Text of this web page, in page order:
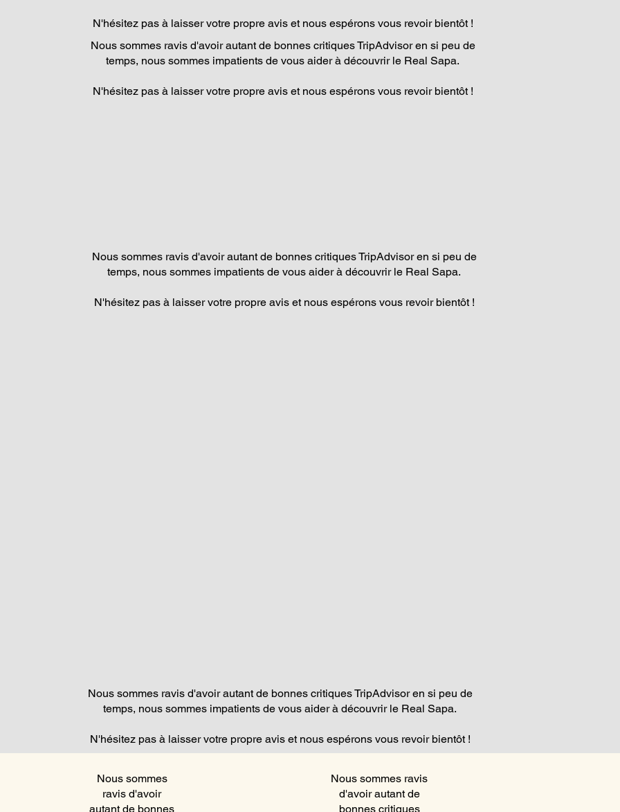
N'hésitez pas à laisser votre propre avis et nous espérons vous revoir bientôt !
Nous sommes ravis d'avoir autant de bonnes critiques TripAdvisor en si peu de
temps, nous sommes impatients de vous aider à découvrir le Real Sapa.
N'hésitez pas à laisser votre propre avis et nous espérons vous revoir bientôt !
Nous sommes ravis d'avoir autant de bonnes critiques TripAdvisor en si peu de
temps, nous sommes impatients de vous aider à découvrir le Real Sapa.
N'hésitez pas à laisser votre propre avis et nous espérons vous revoir bientôt !
Nous sommes ravis d'avoir autant de bonnes critiques TripAdvisor en si peu de
temps, nous sommes impatients de vous aider à découvrir le Real Sapa.
N'hésitez pas à laisser votre propre avis et nous espérons vous revoir bientôt !
Nous sommes
ravis d'avoir
autant de bonnes
Nous sommes ravis
d'avoir autant de
bonnes critiques